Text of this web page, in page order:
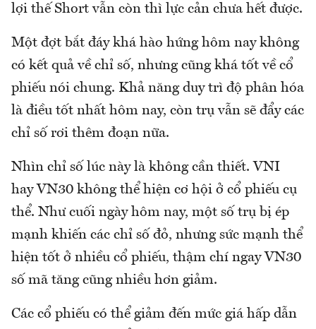
lợi thế Short vẫn còn thì lực cản chưa hết được.
Một đợt bắt đáy khá hào hứng hôm nay không
có kết quả về chỉ số, nhưng cũng khá tốt về cổ
phiếu nói chung. Khả năng duy trì độ phân hóa
là điều tốt nhất hôm nay, còn trụ vẫn sẽ đẩy các
chỉ số rơi thêm đoạn nữa.
Nhìn chỉ số lúc này là không cần thiết. VNI
hay VN30 không thể hiện cơ hội ở cổ phiếu cụ
thể. Như cuối ngày hôm nay, một số trụ bị ép
mạnh khiến các chỉ số đỏ, nhưng sức mạnh thể
hiện tốt ở nhiều cổ phiếu, thậm chí ngay VN30
số mã tăng cũng nhiều hơn giảm.
Các cổ phiếu có thể giảm đến mức giá hấp dẫn